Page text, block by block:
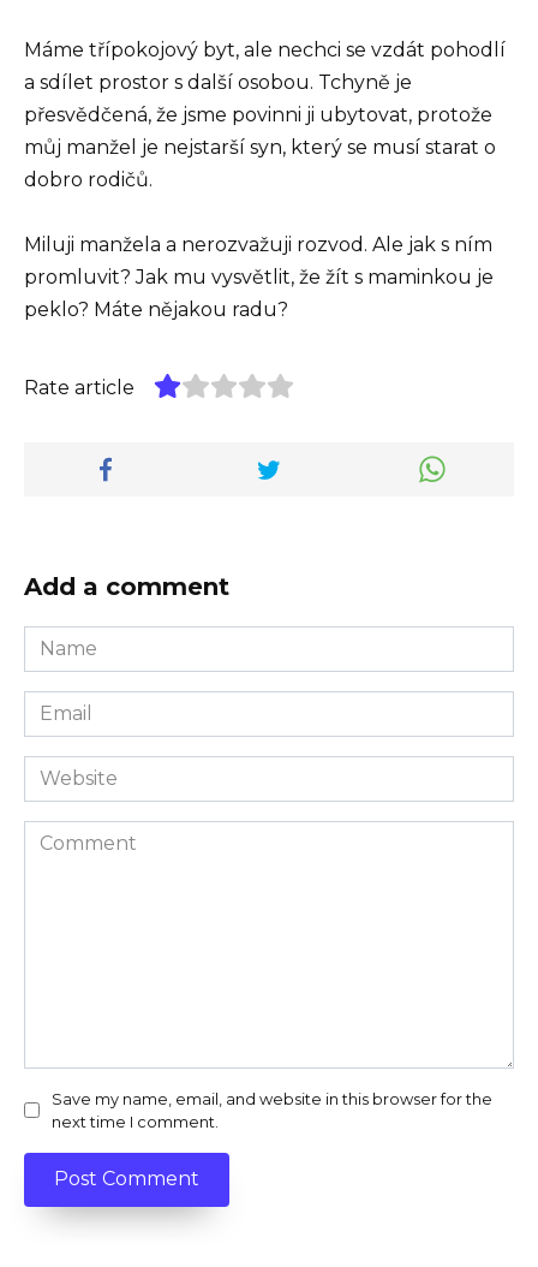
Máme třípokojový byt, ale nechci se vzdát pohodlí
a sdílet prostor s další osobou. Tchyně je
přesvědčená, že jsme povinni ji ubytovat, protože
můj manžel je nejstarší syn, který se musí starat o
dobro rodičů.
Miluji manžela a nerozvažuji rozvod. Ale jak s ním
promluvit? Jak mu vysvětlit, že žít s maminkou je
peklo? Máte nějakou radu?
Rate article
Add a comment
Name
*
Email
*
Website
Comment
Save my name, email, and website in this browser for the
next time I comment.